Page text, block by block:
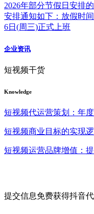
2026年部分节假日安排
安排通知如下：放假时
6日(周三)正式上班
企业资讯
短视频干货
Knowledge
短视频代运营策划：年
短视频商业目标的实现
短视频运营品牌增值：
提交信息免费获得抖音